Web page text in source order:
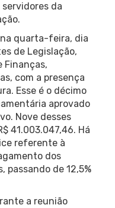
da
quarta-feira, dia
de Legislação,
Finanças,
com a presença
Esse é o décimo
aprovado
Nove desses
41.003.047,46. Há
referente à
dos
passando de 12,5%
a reunião